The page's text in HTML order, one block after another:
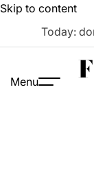
Skip to content
Today:
Menu